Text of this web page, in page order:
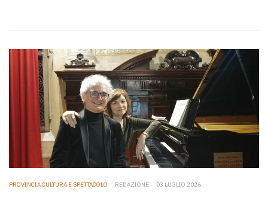
PROVINCIA CULTURA E SPETTACOLO REDAZIONE 03 LUGLIO 2026